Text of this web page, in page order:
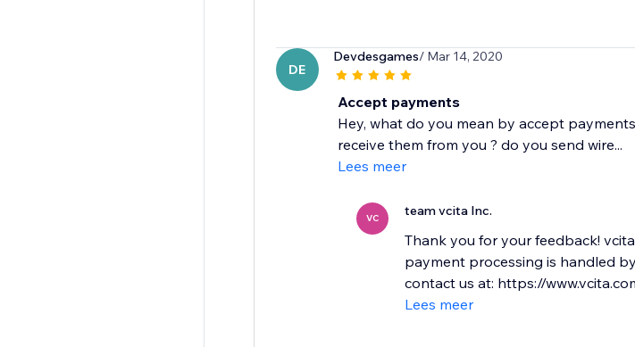
DE
Devdesgames/ Mar 14, 2020
Accept payments
Hey, what do you mean by accept
receive them from you ? do you send wire...
Lees meer
VC team vcita Inc.
Thank you for your feedback!
payment processing is handled
contact us at: https://
Lees meer